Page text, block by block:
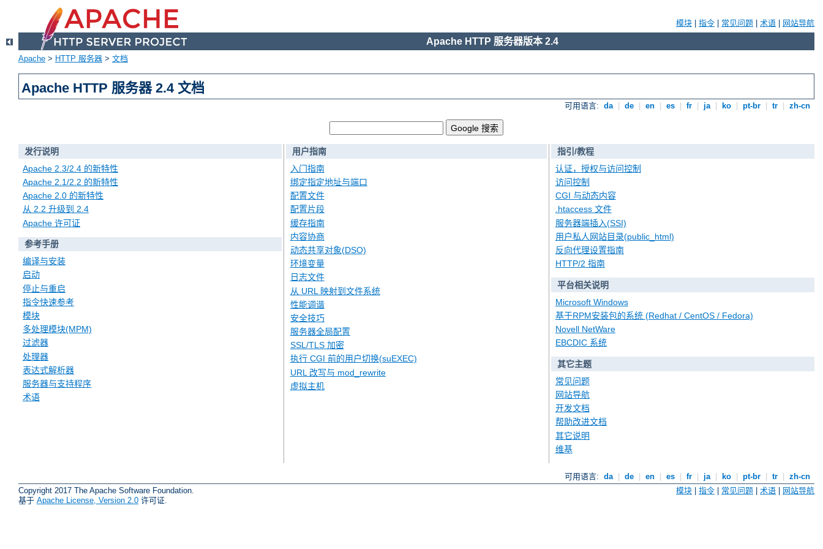
模块 指令 常见问题 术语 网站导航
Apache HTTP 服务器版本 2.4
Apache > HTTP 服务器 > 文档
Apache HTTP 服务器 2.4 文档
可用语言: da de en es fr ja ko pt-br tr zh-cn
发行说明
Apache 2.3/2.4 的新特性
Apache 2.1/2.2 的新特性
Apache 2.0 的新特性
从 2.2 升级到 2.4
Apache 许可证
参考手册
编译与安装
启动
停止与重启
指令快速参考
模块
多处理模块(MPM)
过滤器
处理器
表达式解析器
服务器与支持程序
术语
用户指南
入门指南
绑定指定地址与端口
配置文件
配置片段
缓存指南
内容协商
动态共享对象(DSO)
环境变量
日志文件
从 URL 映射到文件系统
性能调谐
安全技巧
服务器全局配置
SSL/TLS 加密
执行 CGI 前的用户切换(suEXEC)
URL 改写与 mod_rewrite
虚拟主机
指引/教程
认证，授权与访问控制
访问控制
CGI 与动态内容
.htaccess 文件
服务器端插入(SSI)
用户私人网站目录(public_html)
反向代理设置指南
HTTP/2 指南
平台相关说明
Microsoft Windows
基于RPM安装包的系统 (Redhat / CentOS / Fedora)
Novell NetWare
EBCDIC 系统
其它主题
常见问题
网站导航
开发文档
帮助改进文档
其它说明
维基
可用语言: da de en es fr ja ko pt-br tr
zh-cn
Copyright 2017 The Apache Software Foundation.
基于 Apache License, Version 2.0 许可证.
模块 | 指令 | 常见问题 | 术语 | 网站导航